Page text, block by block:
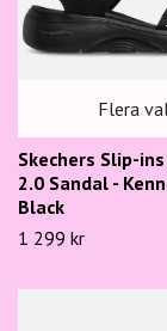
Flera
Skechers Slip-
2.0 Sandal -
Black
1 299 kr